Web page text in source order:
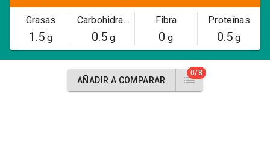
Grasas
1.5g
Carbohidratos
0.5g
Fibra
0 g
Proteínas
0.5 g
AÑADIR A COMPARAR
0/8